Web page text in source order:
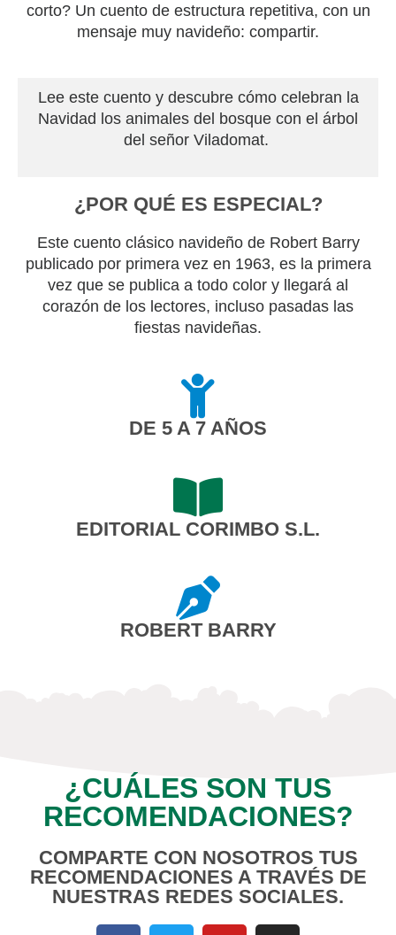
corto? Un cuento de estructura repetitiva, con un
mensaje muy navideño: compartir.
Lee este cuento y descubre cómo celebran la
Navidad los animales del bosque con el árbol
del señor Viladomat.
¿POR QUÉ ES ESPECIAL?
Este cuento clásico navideño de Robert Barry
publicado por primera vez en 1963, es la primera
vez que se publica a todo color y llegará al
corazón de los lectores, incluso pasadas las
fiestas navideñas.
DE 5 A 7 AÑOS
EDITORIAL CORIMBO S.L.
ROBERT BARRY
¿CUÁLES SON TUS
RECOMENDACIONES?
COMPARTE CON NOSOTROS TUS
RECOMENDACIONES A TRAVÉS DE
NUESTRAS REDES SOCIALES.